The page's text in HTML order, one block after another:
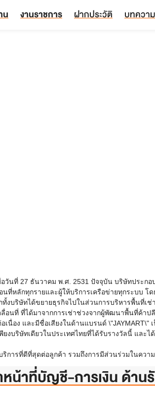
น งานราชการ ฝากประวัติ บทควา
วันที่ 27 ธันวาคม พ.ศ. 2531 ปัจจุบัน บริษัทประก
ที่หลักทุกรายและผู้ให้บริการเครือข่ายทุกระบบ โ
งบริษัทได้ขยายธุรกิจไปในส่วนการบริหารพื้นที่เ
อนที่ ที่ได้มาจากการเช่าช่วงจากผู้พัฒนาพื้นที่ค้าป
เนื่อง และมีชื่อเสียงในด้านแบรนด์
งบริษัทเดียวในประเทศไทยที่ได้รับรางวัลนี้ แล
การที่ดีที่สุดต่อลูกค้า รวมถึงการมีส่วนร่วมในควา
หน้าที่บัญชี-การเงิน ด้าน